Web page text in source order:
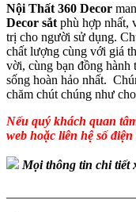
Nội Thất 360 Decor
Decor sắt phù hợp nhất,
trị cho người sử dụng.
chất lượng cùng với giá
vời, cùng bạn đồng
sống hoàn hảo nhất.
chăm chút chúng như
Nếu quý khách quan
web hoặc liên hệ số
Mọi thông tin chi tiết